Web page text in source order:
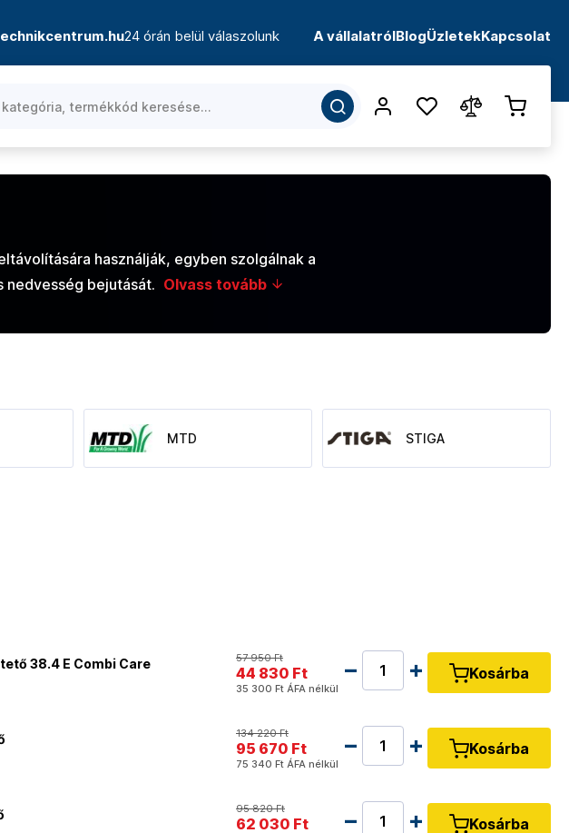
24 órán belül válaszolunk A vállalatrólBlogÜzletekKapcsolat
használják, egyben szolgálnak a
bejutását. Olvass tovább
MTD STIGA
38.4 E Combi Care 57 950 Ft
44 830 Ft
35 300 Ft ÁFA nélkül
Kosárba
134 220 Ft
95 670 Ft
75 340 Ft ÁFA nélkül
Kosárba
95 820 Ft
62 030 Ft Kosárba